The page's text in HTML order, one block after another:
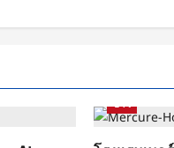
ข่าว